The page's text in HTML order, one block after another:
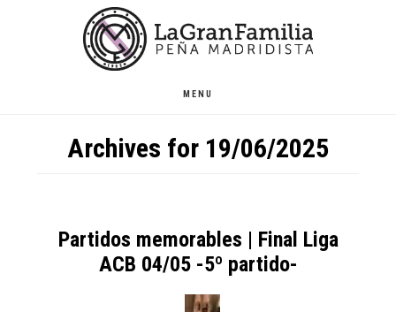
MENU
Archives for 19/06/2025
Partidos memorables | Final Liga
ACB 04/05 -5º partido-